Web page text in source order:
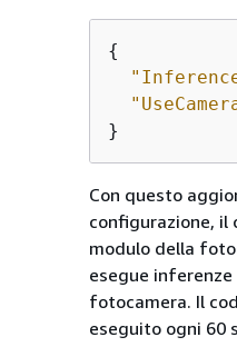
{
}
Con questo
configurazione, il
modulo della
esegue
fotocamera. Il
eseguito ogni 60